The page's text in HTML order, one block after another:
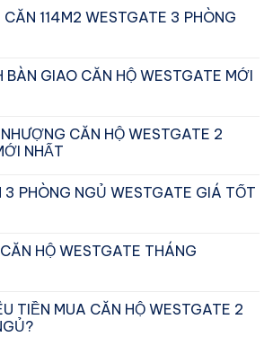
CĂN 114M2 WESTGATE 3 PHÒNG
BÀN GIAO CĂN HỘ WESTGATE MỚI
CĂN HỘ WESTGATE 2
NHẤT
3 PHÒNG NGỦ WESTGATE GIÁ TỐT
HỘ WESTGATE THÁNG
TIỀN MUA CĂN HỘ WESTGATE 2